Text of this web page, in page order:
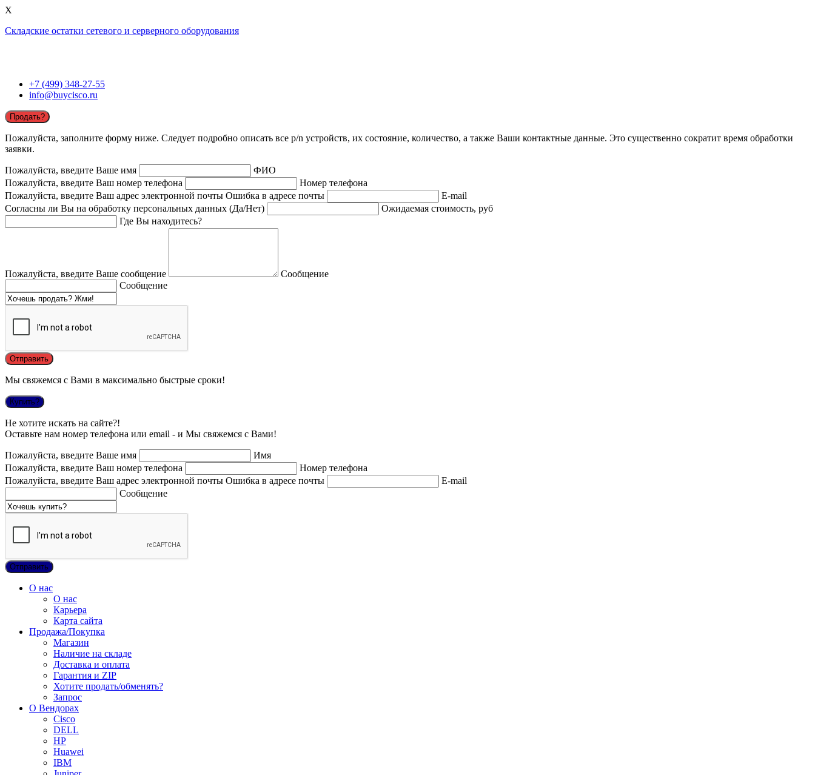
X
Складские остатки сетевого и серверного оборудования
+7 (499) 348-27-55
info@buycisco.ru
Продать?
Пожалуйста, заполните форму ниже. Следует подробно описать все p/n устройств, их состояние, количество, а также Ваши контактные данные. Это существенно сократит время обработки
заявки.
Пожалуйста, введите Ваше имя
ФИО
Пожалуйста, введите Ваш номер телефона
Номер телефона
Пожалуйста, введите Ваш адрес электронной почты Ошибка в адресе почты
E-mail
Согласны ли Вы на обработку персональных данных (Да/Нет)
Ожидаемая стоимость, руб
Где Вы находитесь?
Пожалуйста, введите Ваше сообщение
Сообщение
Сообщение
Мы свяжемся с Вами в максимально быстрые сроки!
Купить?
Не хотите искать на сайте?!
Оставьте нам номер телефона или email - и Мы свяжемся с Вами!
Пожалуйста, введите Ваше имя
Имя
Пожалуйста, введите Ваш номер телефона
Номер телефона
Пожалуйста, введите Ваш адрес электронной почты Ошибка в адресе почты
E-mail
Сообщение
О нас
О нас
Карьера
Карта сайта
Продажа/Покупка
Магазин
Наличие на складе
Доставка и оплата
Гарантия и ZIP
Хотите продать/обменять?
Запрос
О Вендорах
Cisco
DELL
HP
Huawei
IBM